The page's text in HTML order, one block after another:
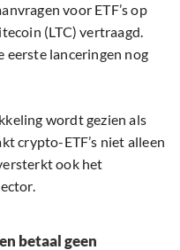
voor ETF’s op
(LTC) vertraagd.
eerste lanceringen nog
wordt gezien als
crypto-ETF’s niet alleen
ook het
betaal geen